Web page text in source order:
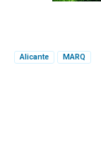
Alicante
MARQ